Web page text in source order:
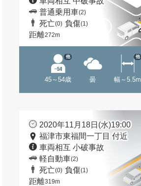
普通乗用車(2)
死亡(0) 負傷(1)
距離272m
45～54歳
他
曇 幅～5.5m
他
2020年11月18日(水)19:00
福津市東福間一丁目 付近
車両相互 小破事故
軽自動車(2)
死亡(0) 負傷(1)
距離319m